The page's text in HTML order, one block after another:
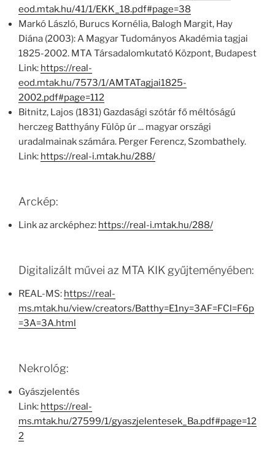
eod.mtak.hu/41/1/EKK_18.pdf#page=38
Markó László, Burucs Kornélia, Balogh Margit, Hay
Diána (2003): A Magyar Tudományos Akadémia tagjai
1825-2002. MTA Társadalomkutató Központ, Budapest
Link: https://real-
eod.mtak.hu/7573/1/AMTATagjai1825-
2002.pdf#page=112
Bitnitz, Lajos (1831) Gazdasági szótár fő méltóságú
herczeg Batthyány Fülöp úr ... magyar országi
uradalmainak számára. Perger Ferencz, Szombathely.
Link: https://real-i.mtak.hu/288/
Arckép:
Link az arcképhez: https://real-i.mtak.hu/288/
Digitalizált művei az MTA KIK gyűjteményében:
REAL-MS: https://real-
ms.mtak.hu/view/creators/Batthy=E1ny=3AF=FCl=F6p
=3A=3A.html
Nekrológ:
Gyászjelentés
Link: https://real-
ms.mtak.hu/27599/1/gyaszjelentesek_Ba.pdf#page=12
2